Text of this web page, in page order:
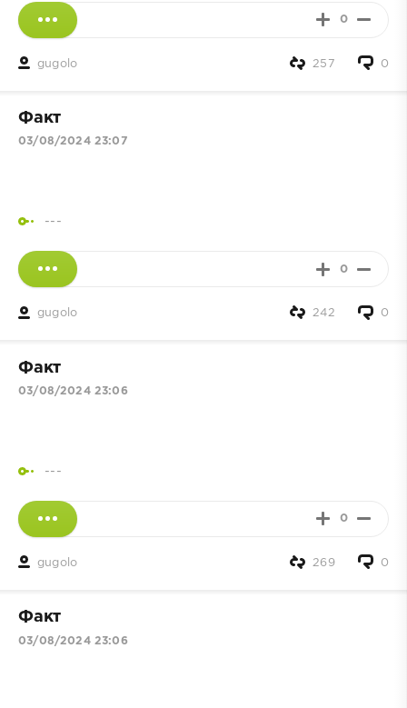
0
gugolo 0
257
Факт
03/08/2024 23:07
---
0
gugolo 0
242
Факт
03/08/2024 23:06
---
0
gugolo 0
269
Факт
03/08/2024 23:06